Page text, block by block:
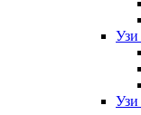
Узи
Узи